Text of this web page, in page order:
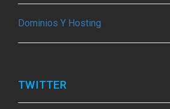
Dominios Y Hosting
TWITTER